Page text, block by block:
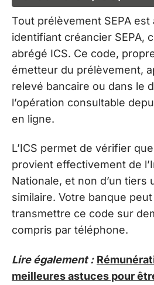
Tout prélèvement SEPA est
identifiant créancier SEPA,
abrégé ICS. Ce code,
émetteur du prélèvement,
relevé bancaire ou dans le
l’opération consultable
en ligne.
L’ICS permet de vérifier
provient effectivement de
Nationale, et non d’un tiers
similaire. Votre banque
transmettre ce code sur
compris par téléphone.
Lire également :
meilleures astuces pour